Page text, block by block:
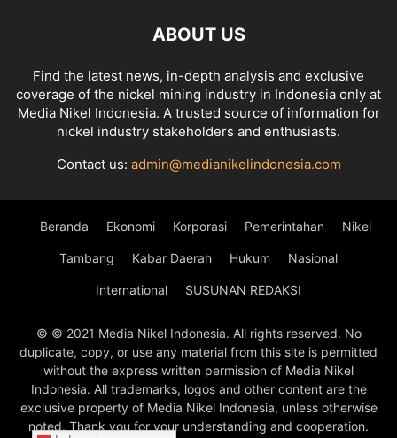
ABOUT US
Find the latest news, in-depth analysis and exclusive
coverage of the nickel mining industry in Indonesia only at
Media Nikel Indonesia. A trusted source of information for
nickel industry stakeholders and enthusiasts.
Contact us: admin@medianikelindonesia.com
Beranda Ekonomi Korporasi Pemerintahan Nikel
Tambang Kabar Daerah Hukum Nasional
International SUSUNAN REDAKSI
© © 2021 Media Nikel Indonesia. All rights reserved. No
duplicate, copy, or use any material from this site is permitted
without the express written permission of Media Nikel
Indonesia. All trademarks, logos and other content are the
exclusive property of Media Nikel Indonesia, unless otherwise
noted. Thank you for your understanding and cooperation.